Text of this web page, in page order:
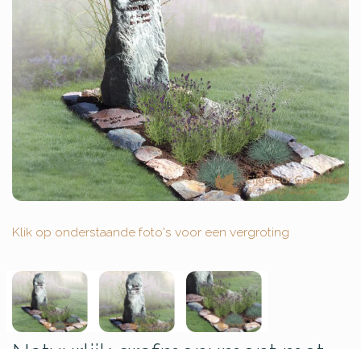
Klik op onderstaande foto's voor een vergroting